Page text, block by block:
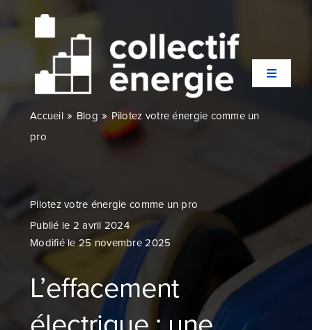
au
Toggle
Qui sommes-nous ?
Expertises
Agences
Blog
Accueil» Blog » Pilotez votre énergie comme un
pro
Pilotez votre énergie comme un pro
Publié le 2 avril 2024
Modifié le 25 novembre 2025
L’effacement